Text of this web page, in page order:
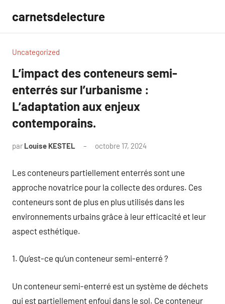
contenu
carnetsdelecture
Uncategorized
L’impact des conteneurs semi-
enterrés sur l’urbanisme :
L’adaptation aux enjeux
contemporains.
par Louise KESTEL octobre 17, 2024
Les conteneurs partiellement enterrés sont une
approche novatrice pour la collecte des ordures. Ces
conteneurs sont de plus en plus utilisés dans les
environnements urbains grâce à leur efficacité et leur
aspect esthétique.
1. Qu’est-ce qu’un conteneur semi-enterré ?
Un conteneur semi-enterré est un système de déchets
qui est partiellement enfoui dans le sol. Ce conteneur